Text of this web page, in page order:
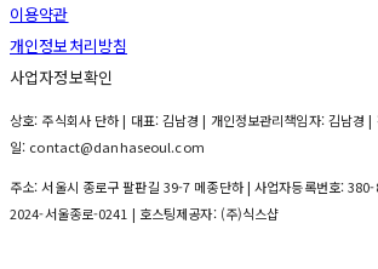
이용약관
개인정보처리방침
사업자정보확인
상호: 주식회사 단하 | 대표: 김남경 | 개인정보관리책임자: 김남경
일: contact@danhaseoul.com
주소: 서울시 종로구 팔판길 39-7 메종단하 | 사업자등록번호:380-
2024-서울종로-0241 | 호스팅제공자: (주)식스샵